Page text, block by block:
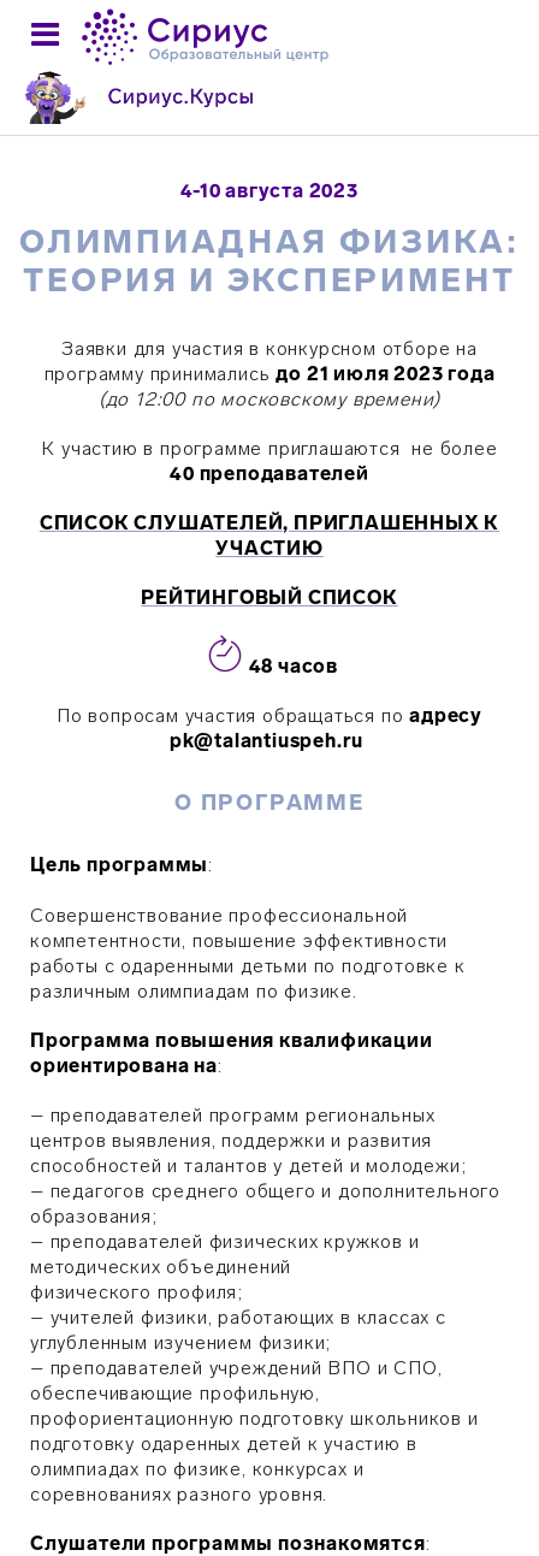
4-10 августа 2023
ОЛИМПИАДНАЯ ФИЗИКА:
ТЕОРИЯ И ЭКСПЕРИМЕНТ
Заявки для участия в конкурсном отборе на
программу принимались до 21 июля 2023 года
(до 12:00 по московскому времени)
К участию в программе приглашаются не более
40 преподавателей
СПИСОК СЛУШАТЕЛЕЙ, ПРИГЛАШЕННЫХ К
УЧАСТИЮ
РЕЙТИНГОВЫЙ СПИСОК
48 часов
По вопросам участия обращаться поадресу
pk@talantiuspeh.ru
О ПРОГРАММЕ
Цель программы:
Совершенствование профессиональной
компетентности, повышение эффективности
работы с одаренными детьми по подготовке к
различным олимпиадам по физике.
Программа повышения квалификации
ориентирована на:
– преподавателей программ региональных
центров выявления, поддержки и развития
способностей и талантов у детей и молодежи;
– педагогов среднего общего и дополнительного
образования;
– преподавателей физических кружков и
методических объединений
физического профиля;
– учителей физики, работающих в классах с
углубленным изучением физики;
– преподавателей учреждений ВПО и СПО,
обеспечивающие профильную,
профориентационную подготовку школьников и
подготовку одаренных детей к участию в
олимпиадах по физике, конкурсах и
соревнованиях разного уровня.
Слушатели программы познакомятся: